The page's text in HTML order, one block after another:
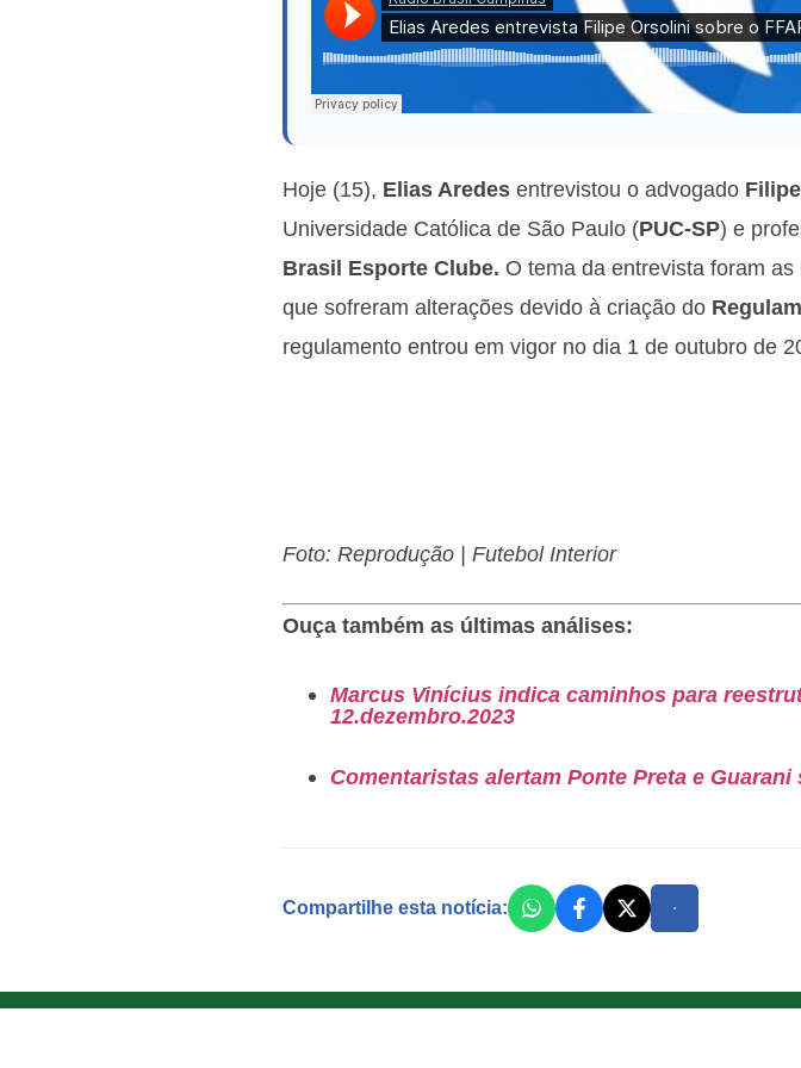
Hoje (15), Elias Aredes entrevistou o advogado
Universidade Católica de São Paulo (PUC-SP) e
Brasil Esporte Clube. O tema da entrevista foram
que sofreram alterações devido à criação do
regulamento entrou em vigor no dia 1 de outubro de
Foto: Reprodução | Futebol Interior
Ouça também as últimas análises:
Marcus Vinícius indica caminhos para
12.dezembro.2023
Comentaristas alertam Ponte Preta e
Compartilhe esta notícia: